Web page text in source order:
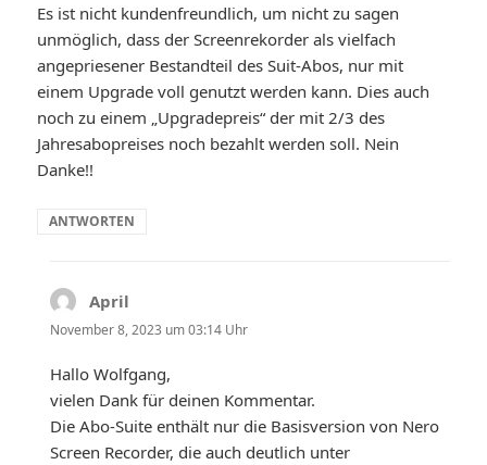
Es ist nicht kundenfreundlich, um nicht zu sagen
unmöglich, dass der Screenrekorder als vielfach
angepriesener Bestandteil des Suit-Abos, nur mit
einem Upgrade voll genutzt werden kann. Dies auch
noch zu einem „Upgradepreis“ der mit 2/3 des
Jahresabopreises noch bezahlt werden soll. Nein
Danke!!
ANTWORTEN
April
November 8, 2023 um 03:14 Uhr
Hallo Wolfgang,
vielen Dank für deinen Kommentar.
Die Abo-Suite enthält nur die Basisversion von Nero
Screen Recorder, die auch deutlich unter